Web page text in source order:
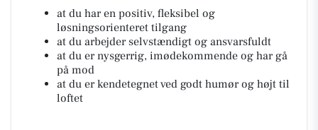
at du har en positiv, fleksibel og
løsningsorienteret tilgang
at du arbejder selvstændigt og ansvarsfuldt
at du er nysgerrig, imødekommende og har gå
på mod
at du er kendetegnet ved godt humør og højt til
loftet